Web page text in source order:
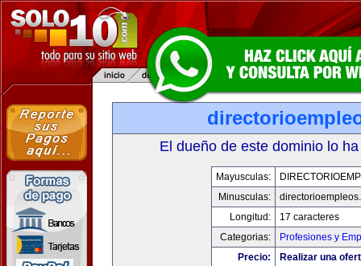
El dueño de este dominio lo
Mayusculas:
Minusculas:
Longitud:
17 caracteres
Categorias:
Profesiones y
Precio:
Realizar una